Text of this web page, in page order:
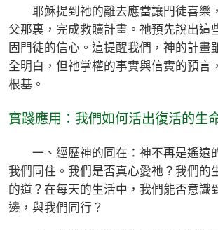
耶穌提到祂的離去應當讓門徒喜樂
父那裏，完成救贖計畫。祂預先說出這
固門徒的信心。這提醒我們，神的計畫
全明白，但祂掌權的事實與信實的預言
根基。
實踐應用：我們如何活出復活的生
一、經歷神的同在：神不再是遙遠
我們同住。我們是否真心愛祂？我們的
的道？在每天的生活中，我們能否意識
邊，與我們同行？